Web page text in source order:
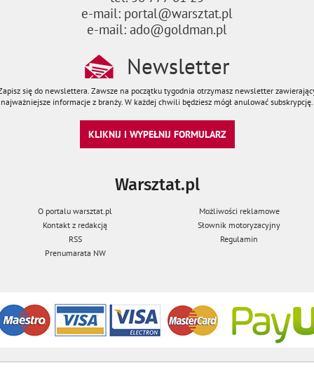
e-mail: portal@warsztat.pl
e-mail: ado@goldman.pl
Newsletter
się do newslettera. Zawsze na początku tygodnia otrzymasz newsletter
najważniejsze informacje z branży. W każdej chwili będziesz mógł anulować subskrypcję.
KLIKNIJ I WYPEŁNIJ FORMULARZ
Warsztat.pl
O portalu warsztat.pl
Możliwości reklamowe
Kontakt z redakcją
Słownik motoryzacyjny
RSS
Regulamin
Prenumarata NW